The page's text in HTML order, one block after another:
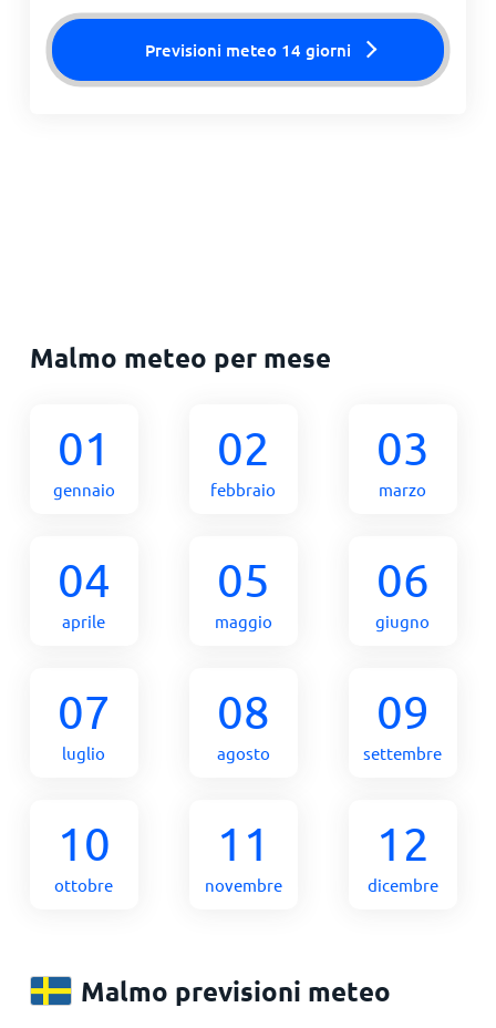
Previsioni meteo 14 giorni
Malmo meteo per mese
01
gennaio
02
febbraio
03
marzo
04
aprile
05
maggio
06
giugno
07
luglio
08
agosto
09
settembre
10
ottobre
11
novembre
12
dicembre
Malmo previsioni meteo